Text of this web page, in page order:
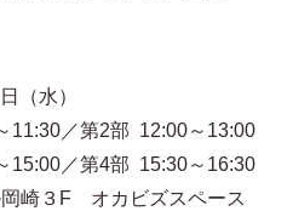
水）
第2部 12:00～13:00
第4部 15:30～16:30
３F オカビズスペース